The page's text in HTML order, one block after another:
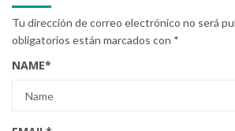
Tu dirección de correo electrónico no será
obligatorios están marcados con *
NAME*